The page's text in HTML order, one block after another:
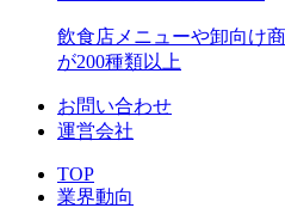
飲食店メニューや卸向け
が200種類以上
お問い合わせ
運営会社
TOP
業界動向